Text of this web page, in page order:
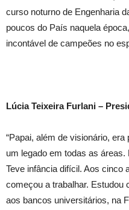
curso noturno de Engenharia
poucos do País naquela
incontável de campeões no
Lúcia Teixeira Furlani –
“Papai, além de visionário,
um legado em todas as
Teve infância difícil. Aos cinco
começou a trabalhar. Estudou
aos bancos universitários, na